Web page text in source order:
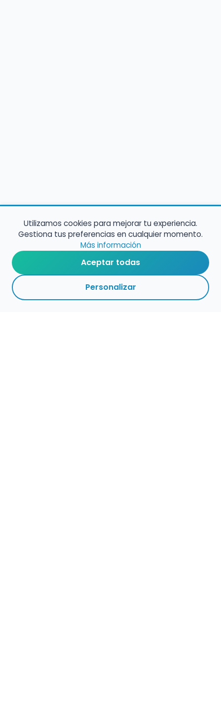
Utilizamos cookies para mejorar tu experiencia.
Gestiona tus preferencias en cualquier momento.
Más información
Aceptar todas
Personalizar